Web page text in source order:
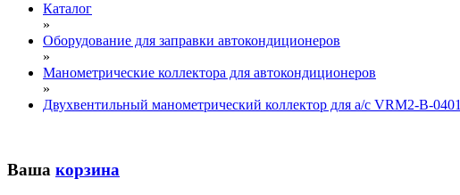
Каталог
»
Оборудование для заправки автокондиционеров
»
Манометрические коллектора для автокондиционеров
»
Двухвентильный манометрический коллектор для a/c VRM2-B-0401
Ваша корзина